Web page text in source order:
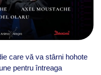
care vă va stârni hohote
pentru întreaga